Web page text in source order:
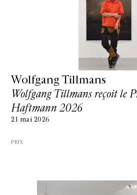
Wolfgang Tillmans
Wolfgang Tillmans reçoit le
Haftmann 2026
21 mai 2026
PRIX